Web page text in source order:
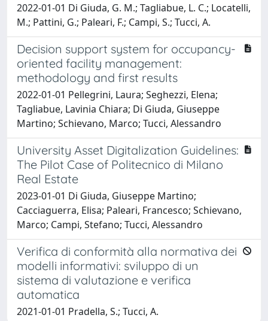
2022-01-01 Di Giuda, G. M.; Tagliabue, L. C.; Locatelli,
M.; Pattini, G.; Paleari, F.; Campi, S.; Tucci, A.
Decision support system for occupancy-
oriented facility management:
methodology and first results
2022-01-01 Pellegrini, Laura; Seghezzi, Elena;
Tagliabue, Lavinia Chiara; Di Giuda, Giuseppe
Martino; Schievano, Marco; Tucci, Alessandro
University Asset Digitalization Guidelines:
The Pilot Case of Politecnico di Milano
Real Estate
2023-01-01 Di Giuda, Giuseppe Martino;
Cacciaguerra, Elisa; Paleari, Francesco; Schievano,
Marco; Campi, Stefano; Tucci, Alessandro
Verifica di conformità alla normativa dei
modelli informativi: sviluppo di un
sistema di valutazione e verifica
automatica
2021-01-01 Pradella, S.; Tucci, A.